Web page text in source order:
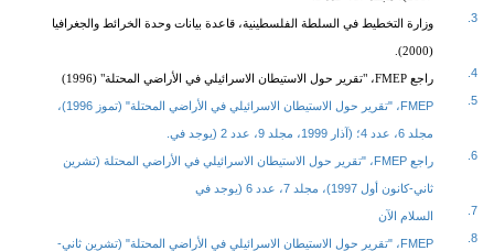
3.
وزارة التخطيط في السلطة الفلسطينية، قاعدة بيانات وحدة الخرائط والجغرافيا
(2000).
4.
راجع FMEP، "تقرير حول الاستيطان الاسرائيلي في الأراضي المحتلة" (1996)
5.
FMEP، "تقرير حول الاستيطان الاسرائيلي في الأراضي المحتلة" (تموز 1996)،
مجلد 6، عدد 4؛ (آذار 1999، مجلد 9، عدد 2 (يوجد في.
6.
راجع FMEP، "تقرير حول الاستيطان الاسرائيلي في الأراضي المحتلة (تشرين
ثاني-كانون أول 1997)، مجلد 7، عدد 6 (يوجد في
7.
السلام الآن
8.
FMEP، "تقرير حول الاستيطان الاسرائيلي في الأراضي المحتلة" (تشرين ثاني-